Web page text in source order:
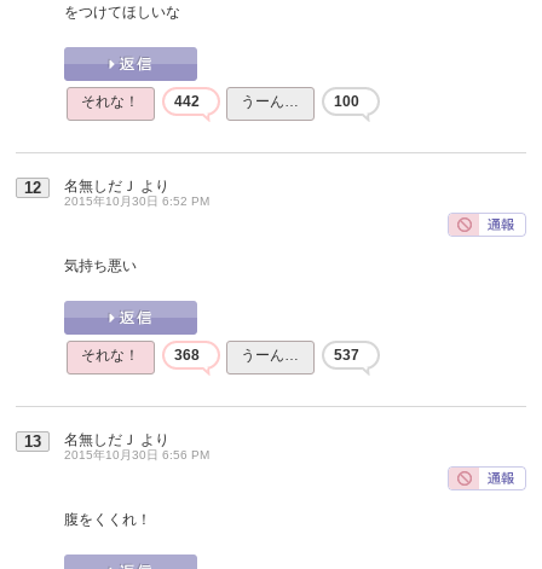
をつけてほしいな
それな！ 442 うーん… 100
12 名無しだＪ より
2015年10月30日 6:52 PM
気持ち悪い
それな！ 368 うーん… 537
13 名無しだＪ より
2015年10月30日 6:56 PM
腹をくくれ！